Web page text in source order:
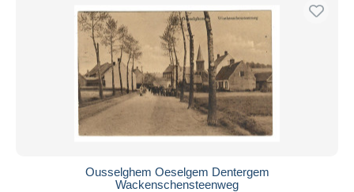
Ousselghem Oeselgem Dentergem
Wackenschensteenweg